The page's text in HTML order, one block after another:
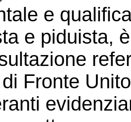
e
e piduista,
Fronte